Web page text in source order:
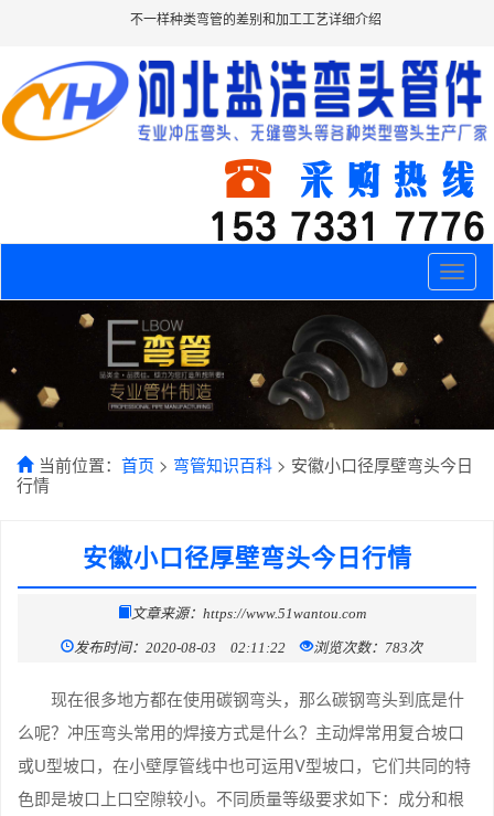
不一样种类弯管的差别和加工工艺详细介绍
Toggle
当前位置： 首页 > 弯管知识百科 > 安徽小口径厚壁弯头今日
行情
安徽小口径厚壁弯头今日行情
文章来源：https://www.51wantou.com
发布时间：2020-08-03 02:11:22 浏览次数：783次
现在很多地方都在使用碳钢弯头，那么碳钢弯头到底是什
么呢？冲压弯头常用的焊接方式是什么？主动焊常用复合坡口
或U型坡口，在小壁厚管线中也可运用V型坡口，它们共同的特
色即是坡口上口空隙较小。不同质量等级要求如下：成分和根